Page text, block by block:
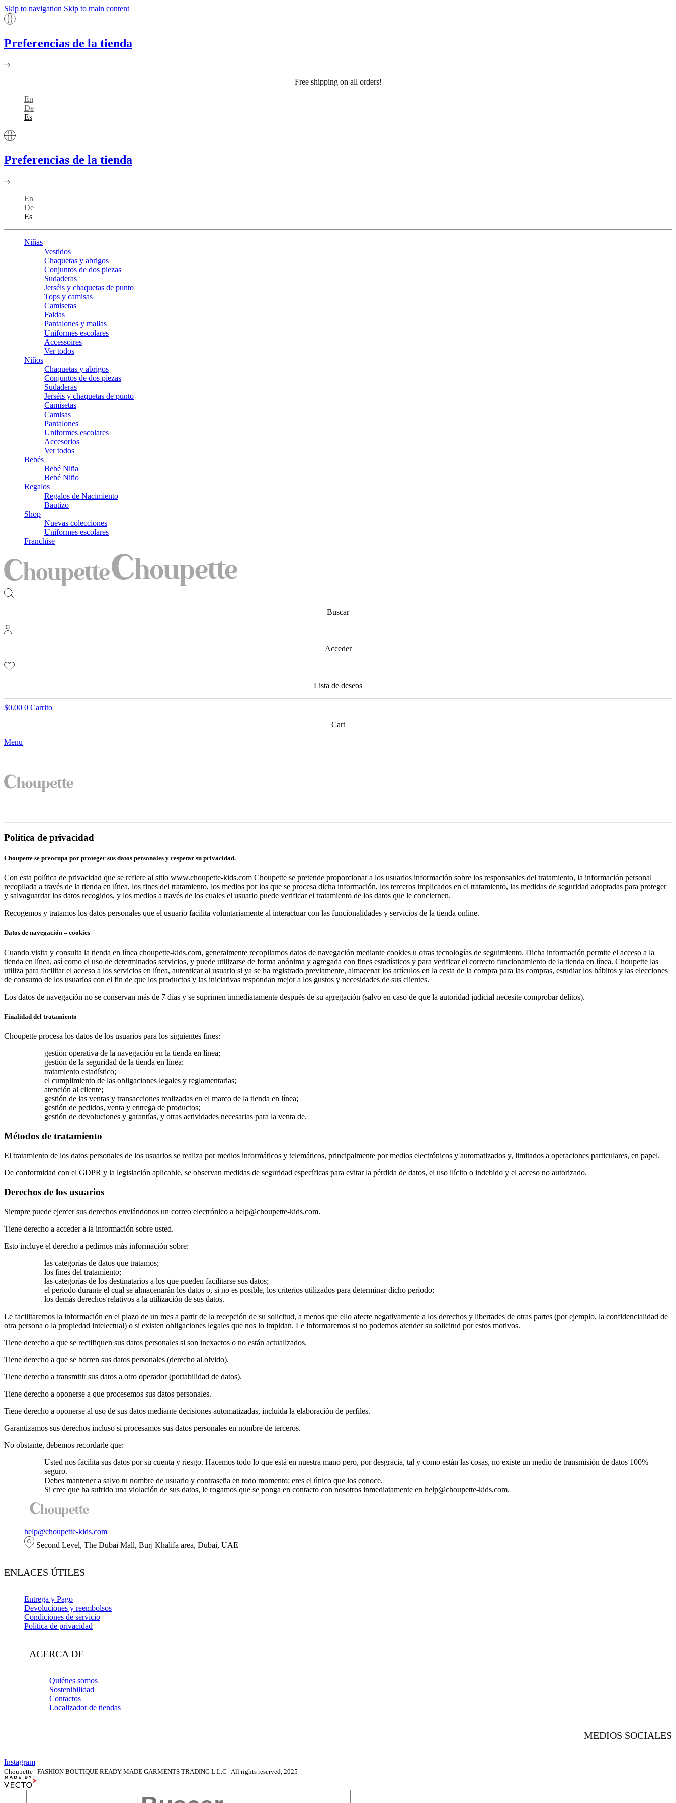
Skip to navigation Skip to main content
Preferencias de la tienda
Free shipping on all orders!
En
De
Es
Preferencias de la tienda
En
De
Es
Niñas
Vestidos
Chaquetas y abrigos
Conjuntos de dos piezas
Sudaderas
Jerséis y chaquetas de punto
Tops y camisas
Camisetas
Faldas
Pantalones y mallas
Uniformes escolares
Accessoires
Ver todos
Niños
Chaquetas y abrigos
Conjuntos de dos piezas
Sudaderas
Jerséis y chaquetas de punto
Camisetas
Camisas
Pantalones
Uniformes escolares
Accesorios
Ver todos
Bebés
Bebé Niña
Bebé Niño
Regalos
Regalos de Nacimiento
Bautizo
Shop
Nuevas colecciones
Uniformes escolares
Franchise
Buscar
Acceder
Lista de deseos
$0.00 0 Carrito
Cart
Menu
Política de privacidad
Choupette se preocupa por proteger sus datos personales y respetar su privacidad.
Con esta política de privacidad que se refiere al sitio www.choupette-kids.com Choupette se pretende proporcionar a los usuarios información sobre los responsables del tratamiento, la información personal
recopilada a través de la tienda en línea, los fines del tratamiento, los medios por los que se procesa dicha información, los terceros implicados en el tratamiento, las medidas de seguridad adoptadas para proteger
y salvaguardar los datos recogidos, y los medios a través de los cuales el usuario puede verificar el tratamiento de los datos que le conciernen.
Recogemos y tratamos los datos personales que el usuario facilita voluntariamente al interactuar con las funcionalidades y servicios de la tienda online.
Datos de navegación – cookies
Cuando visita y consulta la tienda en línea choupette-kids.com, generalmente recopilamos datos de navegación mediante cookies u otras tecnologías de seguimiento. Dicha información permite el acceso a la
tienda en línea, así como el uso de determinados servicios, y puede utilizarse de forma anónima y agregada con fines estadísticos y para verificar el correcto funcionamiento de la tienda en línea. Choupette las
utiliza para facilitar el acceso a los servicios en línea, autenticar al usuario si ya se ha registrado previamente, almacenar los artículos en la cesta de la compra para las compras, estudiar los hábitos y las elecciones
de consumo de los usuarios con el fin de que los productos y las iniciativas respondan mejor a los gustos y necesidades de sus clientes.
Los datos de navegación no se conservan más de 7 días y se suprimen inmediatamente después de su agregación (salvo en caso de que la autoridad judicial necesite comprobar delitos).
Finalidad del tratamiento
Choupette procesa los datos de los usuarios para los siguientes fines:
gestión operativa de la navegación en la tienda en línea;
gestión de la seguridad de la tienda en línea;
tratamiento estadístico;
el cumplimiento de las obligaciones legales y reglamentarias;
atención al cliente;
gestión de las ventas y transacciones realizadas en el marco de la tienda en línea;
gestión de pedidos, venta y entrega de productos;
gestión de devoluciones y garantías, y otras actividades necesarias para la venta de.
Métodos de tratamiento
El tratamiento de los datos personales de los usuarios se realiza por medios informáticos y telemáticos, principalmente por medios electrónicos y automatizados y, limitados a operaciones particulares, en papel.
De conformidad con el GDPR y la legislación aplicable, se observan medidas de seguridad específicas para evitar la pérdida de datos, el uso ilícito o indebido y el acceso no autorizado.
Derechos de los usuarios
Siempre puede ejercer sus derechos enviándonos un correo electrónico a help@choupette-kids.com.
Tiene derecho a acceder a la información sobre usted.
Esto incluye el derecho a pedirnos más información sobre:
las categorías de datos que tratamos;
los fines del tratamiento;
las categorías de los destinatarios a los que pueden facilitarse sus datos;
el periodo durante el cual se almacenarán los datos o, si no es posible, los criterios utilizados para determinar dicho periodo;
los demás derechos relativos a la utilización de sus datos.
Le facilitaremos la información en el plazo de un mes a partir de la recepción de su solicitud, a menos que ello afecte negativamente a los derechos y libertades de otras partes (por ejemplo, la confidencialidad de
otra persona o la propiedad intelectual) o si existen obligaciones legales que nos lo impidan. Le informaremos si no podemos atender su solicitud por estos motivos.
Tiene derecho a que se rectifiquen sus datos personales si son inexactos o no están actualizados.
Tiene derecho a que se borren sus datos personales (derecho al olvido).
Tiene derecho a transmitir sus datos a otro operador (portabilidad de datos).
Tiene derecho a oponerse a que procesemos sus datos personales.
Tiene derecho a oponerse al uso de sus datos mediante decisiones automatizadas, incluida la elaboración de perfiles.
Garantizamos sus derechos incluso si procesamos sus datos personales en nombre de terceros.
No obstante, debemos recordarle que:
Usted nos facilita sus datos por su cuenta y riesgo. Hacemos todo lo que está en nuestra mano pero, por desgracia, tal y como están las cosas, no existe un medio de transmisión de datos 100%
seguro.
Debes mantener a salvo tu nombre de usuario y contraseña en todo momento: eres el único que los conoce.
Si cree que ha sufrido una violación de sus datos, le rogamos que se ponga en contacto con nosotros inmediatamente en help@choupette-kids.com.
help@choupette-kids.com
Second Level, The Dubai Mall, Burj Khalifa area, Dubai, UAE
ENLACES ÚTILES
Entrega y Pago
Devoluciones y reembolsos
Condiciones de servicio
Política de privacidad
ACERCA DE
Quiénes somos
Sostenibilidad
Contactos
Localizador de tiendas
MEDIOS SOCIALES
Instagram
Choupette | FASHION BOUTIQUE READY MADE GARMENTS TRADING L.L.C | All rights reserved, 2025